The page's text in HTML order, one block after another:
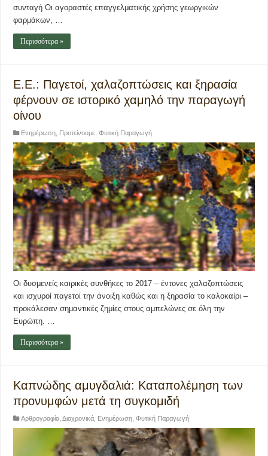
συνταγή Οι αγοραστές επαγγελματικής χρήσης γεωργικών
φαρμάκων, …
Περισσότερα »
Ε.Ε.: Παγετοί, χαλαζοπτώσεις και ξηρασία
φέρνουν σε ιστορικό χαμηλό την παραγωγή
οίνου
Ενημέρωση, Προτείνουμε,Φυτική Παραγωγή
Οι δυσμενείς καιρικές συνθήκες το 2017 – έντονες χαλαζοπτώσεις
και ισχυροί παγετοί την άνοιξη καθώς και η ξηρασία το καλοκαίρι –
προκάλεσαν σημαντικές ζημίες στους αμπελώνες σε όλη την
Ευρώπη. …
Περισσότερα »
Καπνώδης αμυγδαλιά: Καταπολέμηση των
προνυμφών μετά τη συγκομιδή
Αρθρογραφία ,Διαχρονικά Ενημέρωση ,Φυτική Παραγωγή